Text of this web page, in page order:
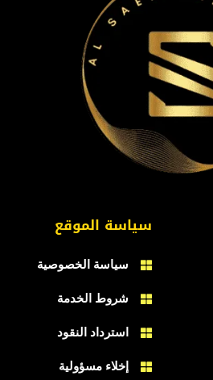
سياسة الموقع
سياسة الخصوصية
شروط الخدمة
استرداد النقود
إخلاء مسؤولية